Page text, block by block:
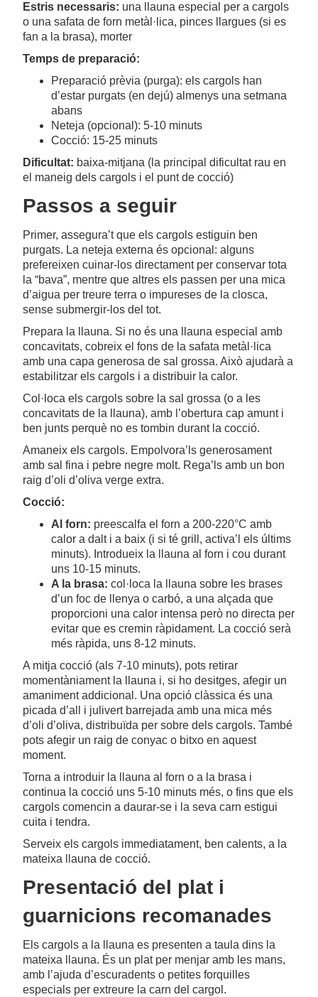
Estris necessaris: una llauna especial per a cargols
o una safata de forn metàl·lica, pinces llargues (si es
fan a la brasa), morter
Temps de preparació:
Preparació prèvia (purga): els cargols han
d’estar purgats (en dejú) almenys una setmana
abans
Neteja (opcional): 5-10 minuts
Cocció: 15-25 minuts
Dificultat: baixa-mitjana (la principal dificultat rau en
el maneig dels cargols i el punt de cocció)
Passos a seguir
Primer, assegura’t que els cargols estiguin ben
purgats. La neteja externa és opcional: alguns
prefereixen cuinar-los directament per conservar tota
la “bava”, mentre que altres els passen per una mica
d’aigua per treure terra o impureses de la closca,
sense submergir-los del tot.
Prepara la llauna. Si no és una llauna especial amb
concavitats, cobreix el fons de la safata metàl·lica
amb una capa generosa de sal grossa. Això ajudarà a
estabilitzar els cargols i a distribuir la calor.
Col·loca els cargols sobre la sal grossa (o a les
concavitats de la llauna), amb l’obertura cap amunt i
ben junts perquè no es tombin durant la cocció.
Amaneix els cargols. Empolvora’ls generosament
amb sal fina i pebre negre molt. Rega’ls amb un bon
raig d’oli d’oliva verge extra.
Cocció:
Al forn: preescalfa el forn a 200-220°C amb
calor a dalt i a baix (i si té grill, activa’l els últims
minuts). Introdueix la llauna al forn i cou durant
uns 10-15 minuts.
A la brasa: col·loca la llauna sobre les brases
d’un foc de llenya o carbó, a una alçada que
proporcioni una calor intensa però no directa per
evitar que es cremin ràpidament. La cocció serà
més ràpida, uns 8-12 minuts.
A mitja cocció (als 7-10 minuts), pots retirar
momentàniament la llauna i, si ho desitges, afegir un
amaniment addicional. Una opció clàssica és una
picada d’all i julivert barrejada amb una mica més
d’oli d’oliva, distribuïda per sobre dels cargols. També
pots afegir un raig de conyac o bitxo en aquest
moment.
Torna a introduir la llauna al forn o a la brasa i
continua la cocció uns 5-10 minuts més, o fins que els
cargols comencin a daurar-se i la seva carn estigui
cuita i tendra.
Serveix els cargols immediatament, ben calents, a la
mateixa llauna de cocció.
Presentació del plat i
guarnicions recomanades
Els cargols a la llauna es presenten a taula dins la
mateixa llauna. És un plat per menjar amb les mans,
amb l’ajuda d’escuradents o petites forquilles
especials per extreure la carn del cargol.